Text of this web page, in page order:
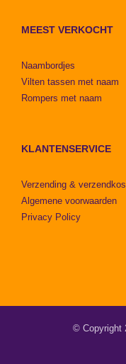
MEEST VERKOCHT
Naambordjes
Vilten tassen met naam
Rompers met naam
KLANTENSERVICE
Verzending &
Algemene voorwaarden
Privacy Policy
© Copyright